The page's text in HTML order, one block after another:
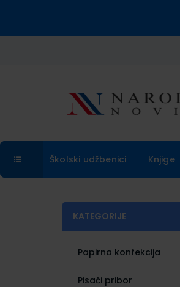
Školski udžbenici Knjige
KATEGORIJE
Papirna konfekcija
Pisaći pribor